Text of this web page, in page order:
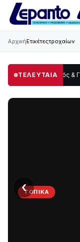
ΑρχικήΕτικέτεςτροχαίων
ΤΕΛΕΥΤΑΙΑ
Χορός & Γλέντι! 08:41
ΤΟΠΙΚΆ
‹